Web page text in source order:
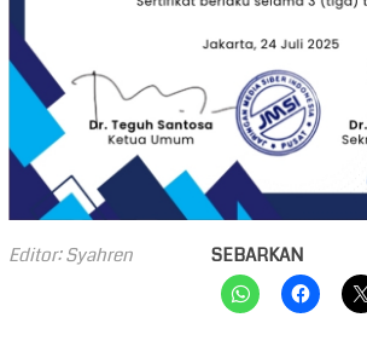
Editor: Syahren SEBARKAN